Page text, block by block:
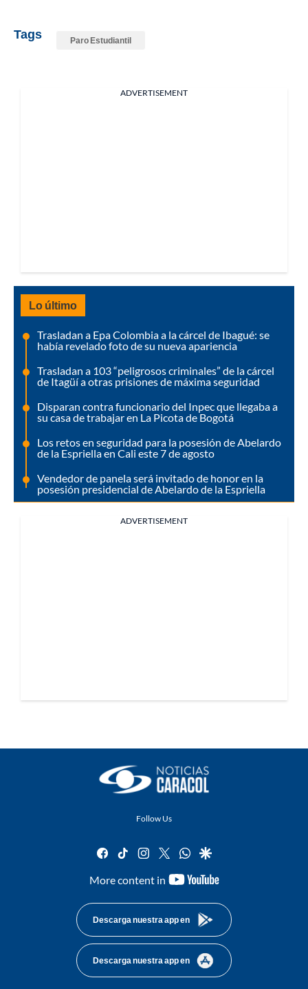
Tags Paro Estudiantil
ADVERTISEMENT
Lo último
Trasladan a Epa Colombia a la cárcel de Ibagué: se
había revelado foto de su nueva apariencia
Trasladan a 103 “peligrosos criminales” de la cárcel
de Itagüí a otras prisiones de máxima seguridad
Disparan contra funcionario del Inpec que llegaba a
su casa de trabajar en La Picota de Bogotá
Los retos en seguridad para la posesión de Abelardo
de la Espriella en Cali este 7 de agosto
Vendedor de panela será invitado de honor en la
posesión presidencial de Abelardo de la Espriella
ADVERTISEMENT
Follow Us
facebook
tiktok instagram
twitterwhatsapp
google
More content in
youtube-
Descarga nuestra app en
Descarga nuestra app en